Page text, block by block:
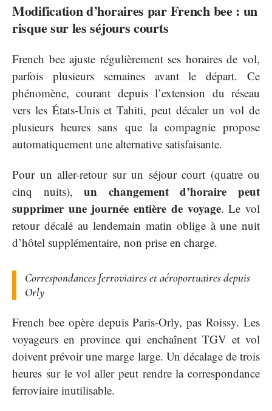
Modification d’horaires par French bee : un
risque sur les séjours courts
French bee ajuste régulièrement ses horaires de vol,
parfois plusieurs semaines avant le départ. Ce
phénomène, courant depuis l’extension du réseau
vers les États-Unis et Tahiti, peut décaler un vol de
plusieurs heures sans que la compagnie propose
automatiquement une alternative satisfaisante.
Pour un aller-retour sur un séjour court (quatre ou
cinq nuits),un changement d’horaire peut
supprimer une journée entière de voyage. Le vol
retour décalé au lendemain matin oblige à une nuit
d’hôtel supplémentaire, non prise en charge.
Correspondances ferroviaires et aéroportuaires depuis
Orly
French bee opère depuis Paris-Orly, pas Roissy. Les
voyageurs en province qui enchaînent TGV et vol
doivent prévoir une marge large. Un décalage de trois
heures sur le vol aller peut rendre la correspondance
ferroviaire inutilisable.